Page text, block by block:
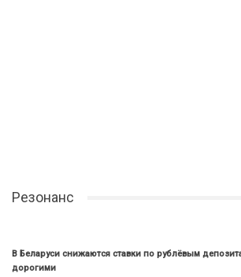
Резонанс
В Беларуси снижаются ставки по рублёвым
дорогими